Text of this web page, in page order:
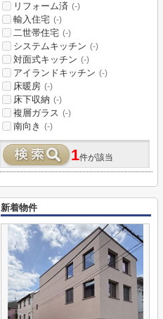
リフォーム済 (-)
輸入住宅 (-)
二世帯住宅 (-)
システムキッチン (-)
対面式キッチン (-)
アイランドキッチン (-)
床暖房 (-)
床下収納 (-)
複層ガラス (-)
南向き (-)
1件が該当
新着物件